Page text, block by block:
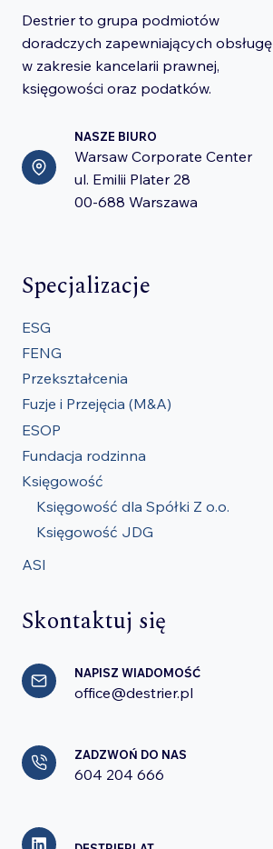
Destrier to grupa podmiotów
doradczych zapewniających obsługę
w zakresie kancelarii prawnej,
księgowości oraz podatków.
NASZE BIURO
Warsaw Corporate Center
ul. Emilii Plater 28
00-688 Warszawa
Specjalizacje
ESG
FENG
Przekształcenia
Fuzje i Przejęcia (M&A)
ESOP
Fundacja rodzinna
Księgowość
Księgowość dla Spółki Z o.o.
Księgowość JDG
ASI
Skontaktuj się
NAPISZ WIADOMOŚĆ
office@destrier.pl
ZADZWOŃ DO NAS
604 204 666